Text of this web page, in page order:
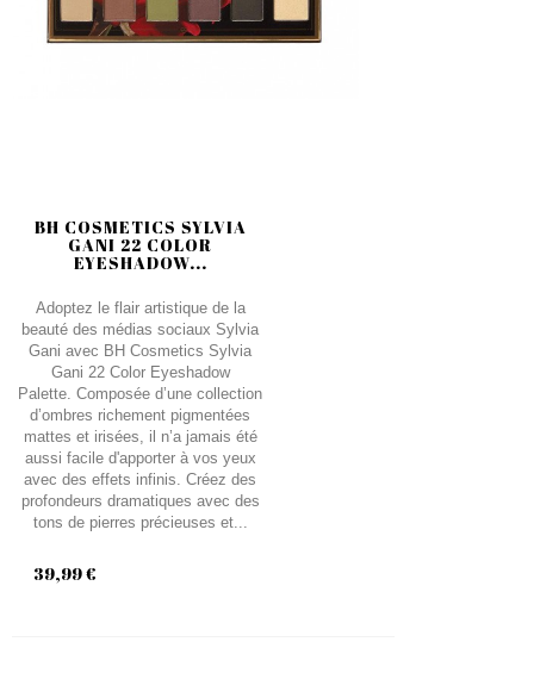
BH COSMETICS SYLVIA
GANI 22 COLOR
EYESHADOW...
Adoptez le flair artistique de la
beauté des médias sociaux Sylvia
Gani avec BH Cosmetics Sylvia
Gani 22 Color Eyeshadow
Palette. Composée d’une collection
d’ombres richement pigmentées
mattes et irisées, il n’a jamais été
aussi facile d'apporter à vos yeux
avec des effets infinis. Créez des
profondeurs dramatiques avec des
tons de pierres précieuses et...
39,99 €